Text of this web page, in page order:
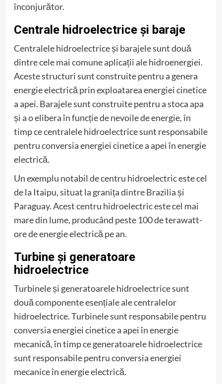
înconjurător.
Centrale hidroelectrice și baraje
Centralele hidroelectrice și barajele sunt două
dintre cele mai comune aplicații ale hidroenergiei.
Aceste structuri sunt construite pentru a genera
energie electrică prin exploatarea energiei cinetice
a apei. Barajele sunt construite pentru a stoca apa
și a o elibera în funcție de nevoile de energie, în
timp ce centralele hidroelectrice sunt responsabile
pentru conversia energiei cinetice a apei în energie
electrică.
Un exemplu notabil de centru hidroelectric este cel
de la Itaipu, situat la granița dintre Brazilia și
Paraguay. Acest centru hidroelectric este cel mai
mare din lume, producând peste 100 de terawatt-
ore de energie electrică pe an.
Turbine și generatoare
hidroelectrice
Turbinele și generatoarele hidroelectrice sunt
două componente esențiale ale centralelor
hidroelectrice. Turbinele sunt responsabile pentru
conversia energiei cinetice a apei în energie
mecanică, în timp ce generatoarele hidroelectrice
sunt responsabile pentru conversia energiei
mecanice în energie electrică.